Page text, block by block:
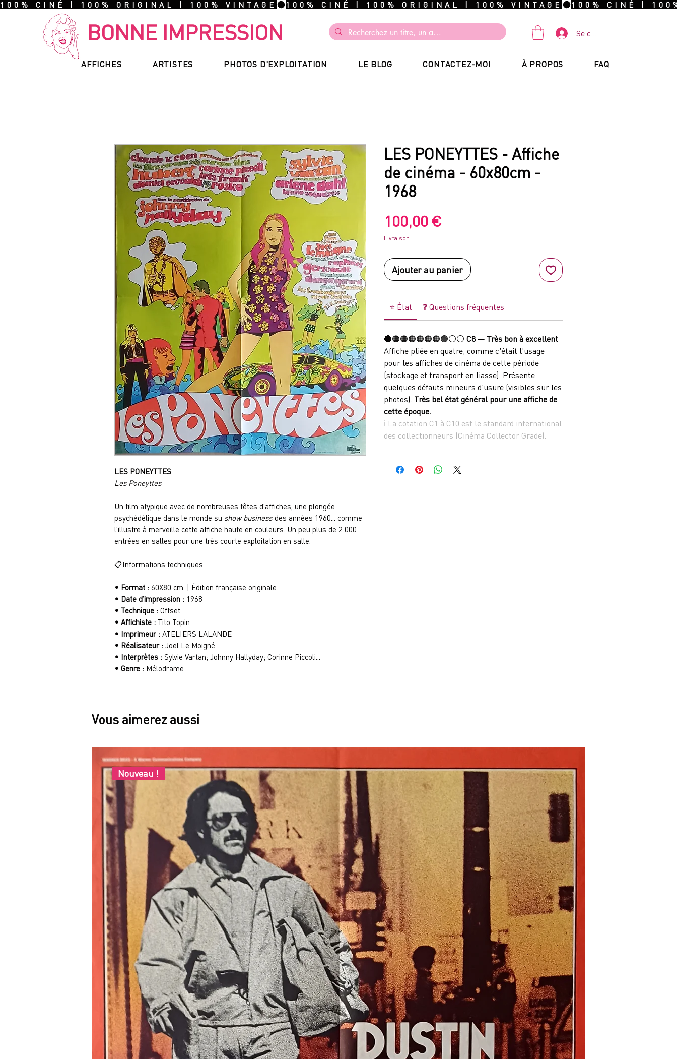
100% CINÉ | 100% ORIGINAL | 100% VINTAGE
BONNE IMPRESSION Se connecter
AFFICHES ARTISTES PHOTOS D'EXPLOITATION LE BLOG CONTACTEZ-MOI À PROPOS FAQ
LES PONEYTTES
Les Poneyttes
Un film atypique avec de nombreuses têtes d'affiches, une plongée
psychédélique dans le monde su show business des années 1960... comme
l'illustre à merveille cette affiche haute en couleurs. Un peu plus de 2 000
entrées en salles pour une très courte exploitation en salle.
📋Informations techniques
• Format : 60X80 cm. | Édition française originale
• Date d’impression : 1968
• Technique : Offset
• Affichiste : Tito Topin
• Imprimeur : ATELIERS LALANDE
• Réalisateur : Joël Le Moigné
• Interprètes : Sylvie Vartan; Johnny Hallyday; Corinne Piccoli...
• Genre : Mélodrame
LES PONEYTTES - Affiche
de cinéma - 60x80cm -
1968
100,00 €Prix
Livraison
Ajouter au panier
⭐ État ❓ Questions fréquentes
🔴🟠🟠🟠🟠🟠🟠🟢⚪⚪ C8 — Très bon à excellent
Affiche pliée en quatre, comme c'était l'usage
pour les affiches de cinéma de cette période
(stockage et transport en liasse). Présente
quelques défauts mineurs d'usure (visibles sur les
photos). Très bel état général pour une affiche de
cette époque.
ℹ La cotation C1 à C10 est le standard international
des collectionneurs (Cinéma Collector Grade).
Vous aimerez aussi
Nouveau !